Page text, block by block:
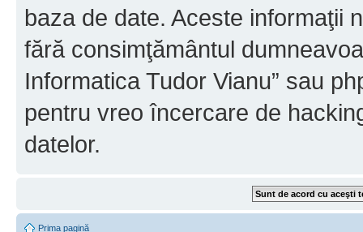
baza de date. Aceste informaţii
fără consimţământul
Informatica Tudor Vianu” sau
pentru vreo încercare de
datelor.
Prima pagină